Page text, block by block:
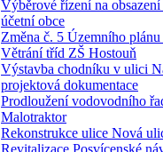
Výběrové řízení na
účetní obce
Změna č. 5 Územního
Větrání tříd ZŠ Hostouň
Výstavba chodníku v ulici
projektová dokumentace
Prodloužení vodovodního
Malotraktor
Rekonstrukce ulice Nová
Revitalizace Posvícenské